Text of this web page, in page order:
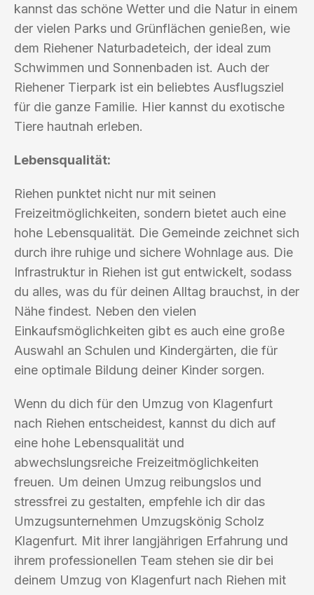
kannst das schöne Wetter und die Natur in einem
der vielen Parks und Grünflächen genießen, wie
dem Riehener Naturbadeteich, der ideal zum
Schwimmen und Sonnenbaden ist. Auch der
Riehener Tierpark ist ein beliebtes Ausflugsziel
für die ganze Familie. Hier kannst du exotische
Tiere hautnah erleben.
Lebensqualität:
Riehen punktet nicht nur mit seinen
Freizeitmöglichkeiten, sondern bietet auch eine
hohe Lebensqualität. Die Gemeinde zeichnet sich
durch ihre ruhige und sichere Wohnlage aus. Die
Infrastruktur in Riehen ist gut entwickelt, sodass
du alles, was du für deinen Alltag brauchst, in der
Nähe findest. Neben den vielen
Einkaufsmöglichkeiten gibt es auch eine große
Auswahl an Schulen und Kindergärten, die für
eine optimale Bildung deiner Kinder sorgen.
Wenn du dich für den Umzug von Klagenfurt
nach Riehen entscheidest, kannst du dich auf
eine hohe Lebensqualität und
abwechslungsreiche Freizeitmöglichkeiten
freuen. Um deinen Umzug reibungslos und
stressfrei zu gestalten, empfehle ich dir das
Umzugsunternehmen Umzugskönig Scholz
Klagenfurt. Mit ihrer langjährigen Erfahrung und
ihrem professionellen Team stehen sie dir bei
deinem Umzug von Klagenfurt nach Riehen mit